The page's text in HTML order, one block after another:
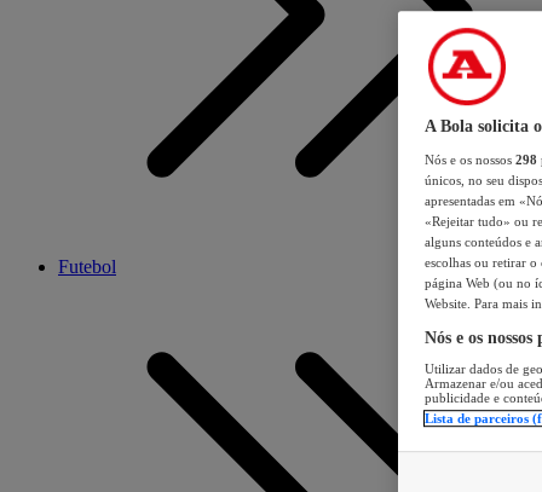
Futebol
A Bola solicita
Nós e os nossos 298
únicos, no seu
apresentadas em
«Rejeitar tudo» ou
alguns conteúdos e
escolhas ou retirar
página Web (ou no
Website. Para mais
Nós e os
Utilizar dados de
Armazenar e/ou
publicidade e
Lista de parceiros